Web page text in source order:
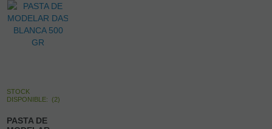
STOCK
DISPONIBLE: (2)
PASTA DE